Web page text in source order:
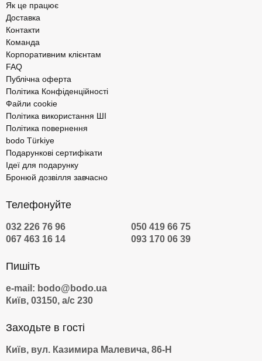
Як це працює
Доставка
Контакти
Команда
Корпоративним клієнтам
FAQ
Публічна оферта
Політика Конфіденційності
Файли cookie
Політика використання ШІ
Політика повернення
bodo Türkiye
Подарункові сертифікати
Ідеї для подарунку
Бронюй дозвілля завчасно
Телефонуйте
032 226 76 96
050 419 66 75
067 463 16 14
093 170 06 39
Пишіть
e-mail: bodo@bodo.ua
Київ, 03150, а/с 230
Заходьте в гості
Київ, вул. Казимира Малевича, 86-Н